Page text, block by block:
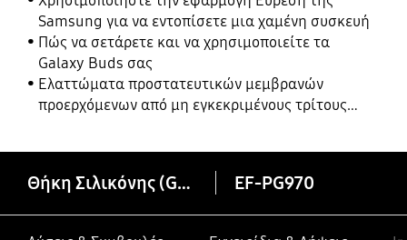
άλλες επαφές
Samsung για να εντοπίσετε μια χαμένη συσκευή
Πώς να σετάρετε και να χρησιμοποιείτε τα
Galaxy Buds σας
Ελαττώματα προστατευτικών μεμβρανών
προερχόμενων από μη εγκεκριμένους τρίτους
Θήκη Σιλικόνης (Galaxy S10e) EF-PG970